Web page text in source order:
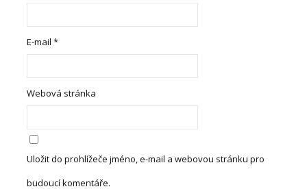
E-mail*
Webová stránka
Uložit do prohlížeče jméno, e-mail a webovou stránku pro
budoucí komentáře.